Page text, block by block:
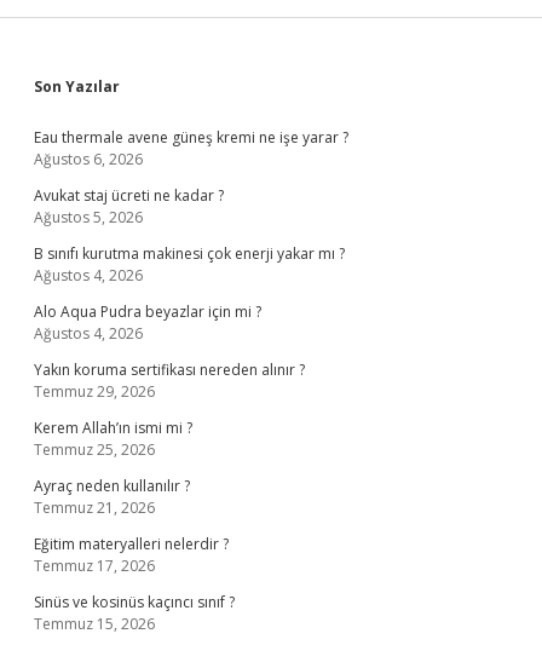
Sidebar
Son Yazılar
Eau thermale avene güneş kremi ne işe yarar ?
Ağustos 6, 2026
Avukat staj ücreti ne kadar ?
Ağustos 5, 2026
B sınıfı kurutma makinesi çok enerji yakar mı ?
Ağustos 4, 2026
Alo Aqua Pudra beyazlar için mi ?
Ağustos 4, 2026
Yakın koruma sertifikası nereden alınır ?
Temmuz 29, 2026
Kerem Allah’ın ismi mi ?
Temmuz 25, 2026
Ayraç neden kullanılır ?
Temmuz 21, 2026
Eğitim materyalleri nelerdir ?
Temmuz 17, 2026
Sinüs ve kosinüs kaçıncı sınıf ?
Temmuz 15, 2026